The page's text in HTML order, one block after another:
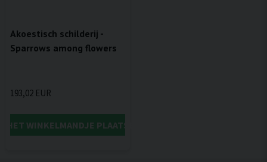
Akoestisch schilderij -
Sparrows among flowers
193,02 EUR
HET WINKELMANDJE PLAATSEN